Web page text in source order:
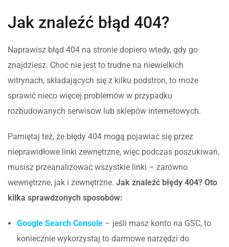
Jak znaleźć błąd 404?
Naprawisz błąd 404 na stronie dopiero wtedy, gdy go
znajdziesz. Choć nie jest to trudne na niewielkich
witrynach, składających się z kilku podstron, to może
sprawić nieco więcej problemów w przypadku
rozbudowanych serwisów lub sklepów internetowych.
Pamiętaj też, że błędy 404 mogą pojawiać się przez
nieprawidłowe linki zewnętrzne, więc podczas poszukiwań,
musisz przeanalizować wszystkie linki – zarówno
wewnętrzne, jak i zewnętrzne. Jak znaleźć błędy 404? Oto
kilka sprawdzonych sposobów:
Google Search Console – jeśli masz konto na GSC, to
koniecznie wykorzystaj to darmowe narzędzi do